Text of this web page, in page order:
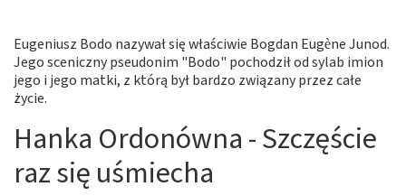
Eugeniusz Bodo nazywał się właściwie Bogdan Eugène Junod.
Jego sceniczny pseudonim "Bodo" pochodził od sylab imion
jego i jego matki, z którą był bardzo związany przez całe
życie.
Hanka Ordonówna - Szczęście
raz się uśmiecha